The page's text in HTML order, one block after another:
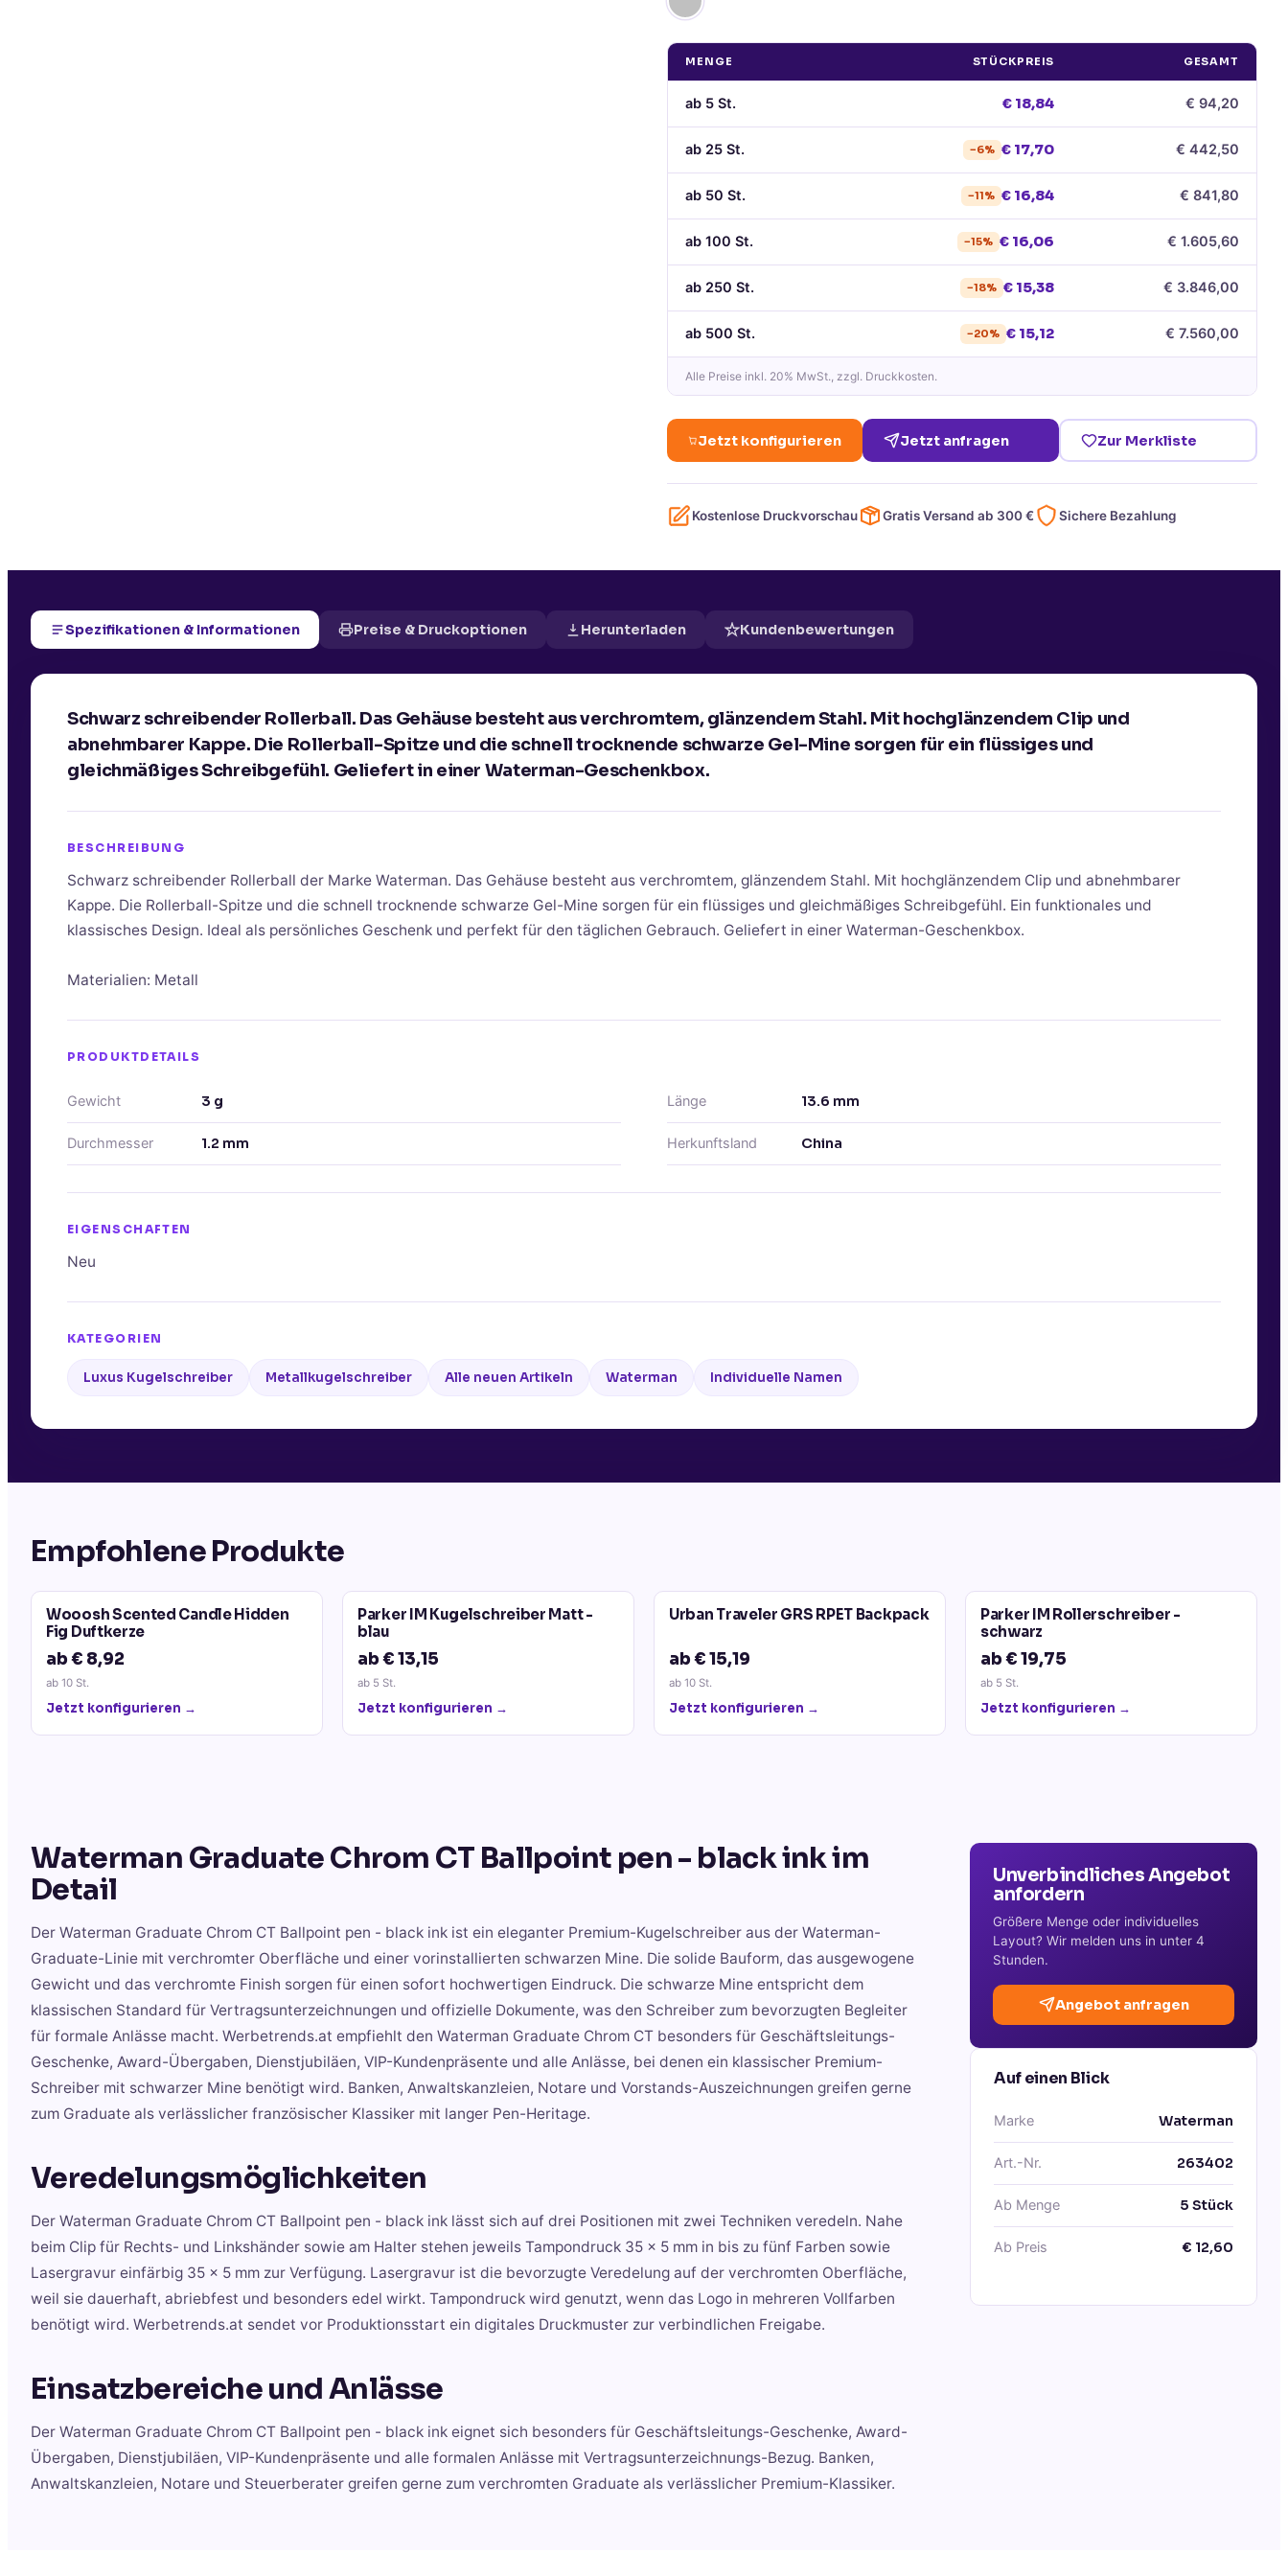
MENGE STÜCKPREIS GESAMT
ab 5 St. € 18,84 € 94,20
ab 25 St. −6% € 17,70 € 442,50
ab 50 St. −11% € 16,84 € 841,80
ab 100 St. −15% € 16,06 € 1.605,60
ab 250 St. −18% € 15,38 € 3.846,00
ab 500 St. −20% € 15,12 € 7.560,00
Alle Preise inkl. 20% MwSt., zzgl. Druckkosten.
Jetzt konfigurieren Jetzt anfragen Zur Merkliste
Kostenlose Druckvorschau Gratis Versand ab 300€ Sichere Bezahlung
Spezifikationen & Informationen Preise & Druckoptionen Herunterladen Kundenbewertungen
Schwarz schreibender Rollerball. Das Gehäuse besteht aus verchromtem, glänzendem Stahl. Mit hochglänzendem Clip und
abnehmbarer Kappe. Die Rollerball-Spitze und die schnell trocknende schwarze Gel-Mine sorgen für ein flüssiges und
gleichmäßiges Schreibgefühl. Geliefert in einer Waterman-Geschenkbox.
BESCHREIBUNG
Schwarz schreibender Rollerball der Marke Waterman. Das Gehäuse besteht aus verchromtem, glänzendem Stahl. Mit hochglänzendem Clip und abnehmbarer
Kappe. Die Rollerball-Spitze und die schnell trocknende schwarze Gel-Mine sorgen für ein flüssiges und gleichmäßiges Schreibgefühl. Ein funktionales und
klassisches Design. Ideal als persönliches Geschenk und perfekt für den täglichen Gebrauch. Geliefert in einer Waterman-Geschenkbox.
Materialien: Metall
PRODUKTDETAILS
Gewicht 3 g Länge 13.6 mm
Durchmesser 1.2 mm Herkunftsland China
EIGENSCHAFTEN
Neu
KATEGORIEN
Luxus Kugelschreiber Metallkugelschreiber Alle neuen Artikeln Waterman Individuelle Namen
Empfohlene Produkte
Wooosh Scented Candle Hidden
Fig Duftkerze
ab € 8,92
ab 10 St.
Jetzt konfigurieren →
Parker IM Kugelschreiber Matt -
blau
ab € 13,15
ab 5 St.
Jetzt konfigurieren →
Urban Traveler GRS RPET Backpack
ab € 15,19
ab 10 St.
Jetzt konfigurieren →
Parker IM Rollerschreiber -
schwarz
ab € 19,75
ab 5 St.
Jetzt konfigurieren →
Waterman Graduate Chrom CT Ballpoint pen - black inkim
Detail
Der Waterman Graduate Chrom CT Ballpoint pen - black ink ist ein eleganter Premium-Kugelschreiber aus der Waterman-
Graduate-Linie mit verchromter Oberfläche und einer vorinstallierten schwarzen Mine. Die solide Bauform, das ausgewogene
Gewicht und das verchromte Finish sorgen für einen sofort hochwertigen Eindruck. Die schwarze Mine entspricht dem
klassischen Standard für Vertragsunterzeichnungen und offizielle Dokumente, was den Schreiber zum bevorzugten Begleiter
für formale Anlässe macht. Werbetrends.at empfiehlt den Waterman Graduate Chrom CT besonders für Geschäftsleitungs-
Geschenke, Award-Übergaben, Dienstjubiläen, VIP-Kundenpräsente und alle Anlässe, bei denen ein klassischer Premium-
Schreiber mit schwarzer Mine benötigt wird. Banken, Anwaltskanzleien, Notare und Vorstands-Auszeichnungen greifen gerne
zum Graduate als verlässlicher französischer Klassiker mit langer Pen-Heritage.
Veredelungsmöglichkeiten
Der Waterman Graduate Chrom CT Ballpoint pen - black ink lässt sich auf drei Positionen mit zwei Techniken veredeln. Nahe
beim Clip für Rechts- und Linkshänder sowie am Halter stehen jeweils Tampondruck 35 x 5 mm in bis zu fünf Farben sowie
Lasergravur einfärbig 35 x 5 mm zur Verfügung. Lasergravur ist die bevorzugte Veredelung auf der verchromten Oberfläche,
weil sie dauerhaft, abriebfest und besonders edel wirkt. Tampondruck wird genutzt, wenn das Logo in mehreren Vollfarben
benötigt wird. Werbetrends.at sendet vor Produktionsstart ein digitales Druckmuster zur verbindlichen Freigabe.
Einsatzbereiche und Anlässe
Der Waterman Graduate Chrom CT Ballpoint pen - black ink eignet sich besonders für Geschäftsleitungs-Geschenke, Award-
Übergaben, Dienstjubiläen, VIP-Kundenpräsente und alle formalen Anlässe mit Vertragsunterzeichnungs-Bezug. Banken,
Anwaltskanzleien, Notare und Steuerberater greifen gerne zum verchromten Graduate als verlässlicher Premium-Klassiker.
Unverbindliches Angebot
anfordern
Größere Menge oder individuelles
Layout? Wir melden uns in unter 4
Stunden.
Angebot anfragen
Auf einen Blick
Marke Waterman
Art.-Nr. 263402
Ab Menge 5 Stück
Ab Preis € 12,60